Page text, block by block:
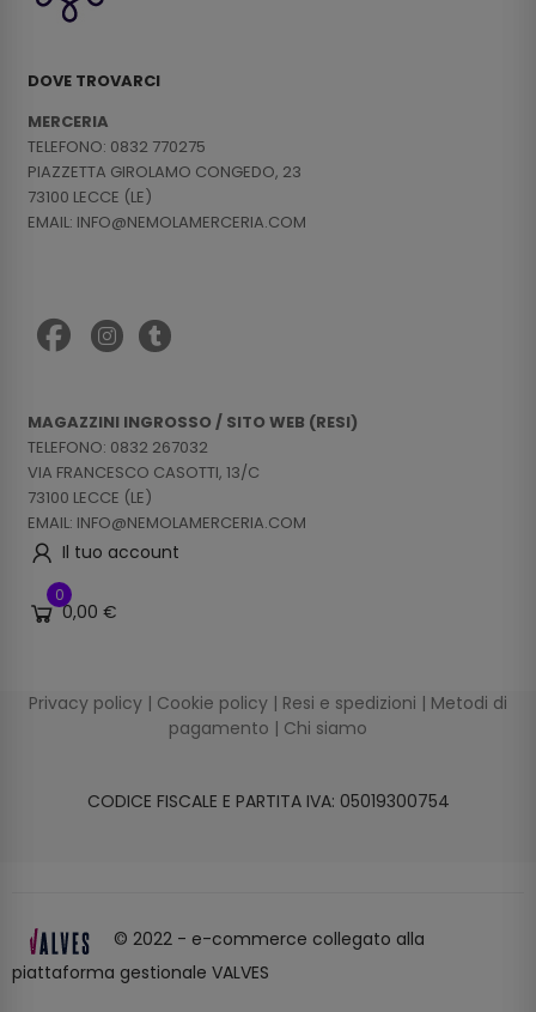
DOVE TROVARCI
MERCERIA
TELEFONO: 0832 770275
PIAZZETTA GIROLAMO CONGEDO, 23
73100 LECCE (LE)
EMAIL: INFO@NEMOLAMERCERIA.COM
MAGAZZINI INGROSSO / SITO WEB (RESI)
TELEFONO: 0832 267032
VIA FRANCESCO CASOTTI, 13/C
73100 LECCE (LE)
EMAIL: INFO@NEMOLAMERCERIA.COM
Il tuo account
0
0,00 €
Privacy policy | Cookie policy | Resi e spedizioni | Metodi di
pagamento | Chi siamo
CODICE FISCALE E PARTITA IVA: 05019300754
© 2022 - e-commerce collegato alla
piattaforma gestionale VALVES